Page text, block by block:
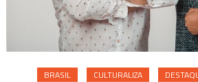
BRASIL CULTURALIZA